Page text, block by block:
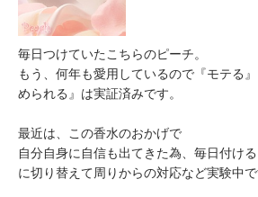
毎日つけていたこちらのピーチ。
もう、何年も愛用しているので『モテる
められる』は実証済みです。
最近は、この香水のおかげで
自分自身に自信も出てきた為、毎日付け
に切り替えて周りからの対応など実験中で